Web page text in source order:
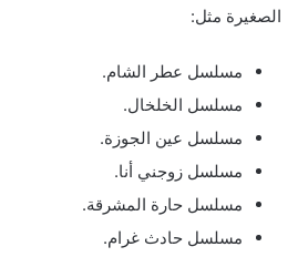
الصغيرة مثل:
مسلسل عطر الشام.
مسلسل الخلخال.
مسلسل عين الجوزة.
مسلسل زوجني أنا.
مسلسل حارة المشرقة.
مسلسل حادث غرام.